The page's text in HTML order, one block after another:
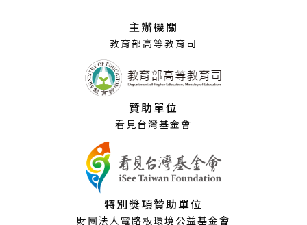
主辦機關
教育部高等教育司
贊助單位
看見台灣基金會
特別獎項贊助單位
財團法人電路板環境公益基金會